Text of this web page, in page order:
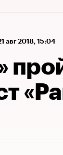
авг 2018, 15:04